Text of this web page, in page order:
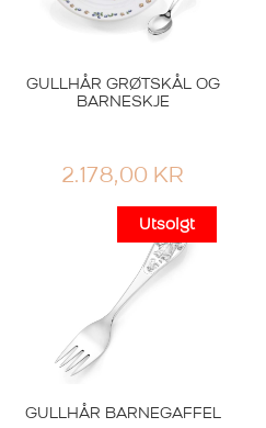
GULLHÅR GRØTSKÅL OG
BARNESKJE
2.178,00 KR
GULLHÅR BARNEGAFFEL